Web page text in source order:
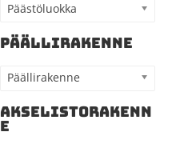
Päästöluokka
PÄÄLLIRAKENNE
Päällirakenne
AKSELISTORAKENN
E